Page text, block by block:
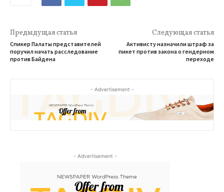
Предыдущая статья
Спикер Палаты представителей
поручил начать расследование
против Байдена
Следующая статья
Активисту назначили штраф за
пикет против закона о гендерном
переходе
- Advertisement -
- Advertisement -